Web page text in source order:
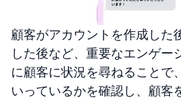
顧客がアカウントを作成した
した後など、重要なエンゲー
に顧客に状況を尋ねることで
いっているかを確認し、顧客